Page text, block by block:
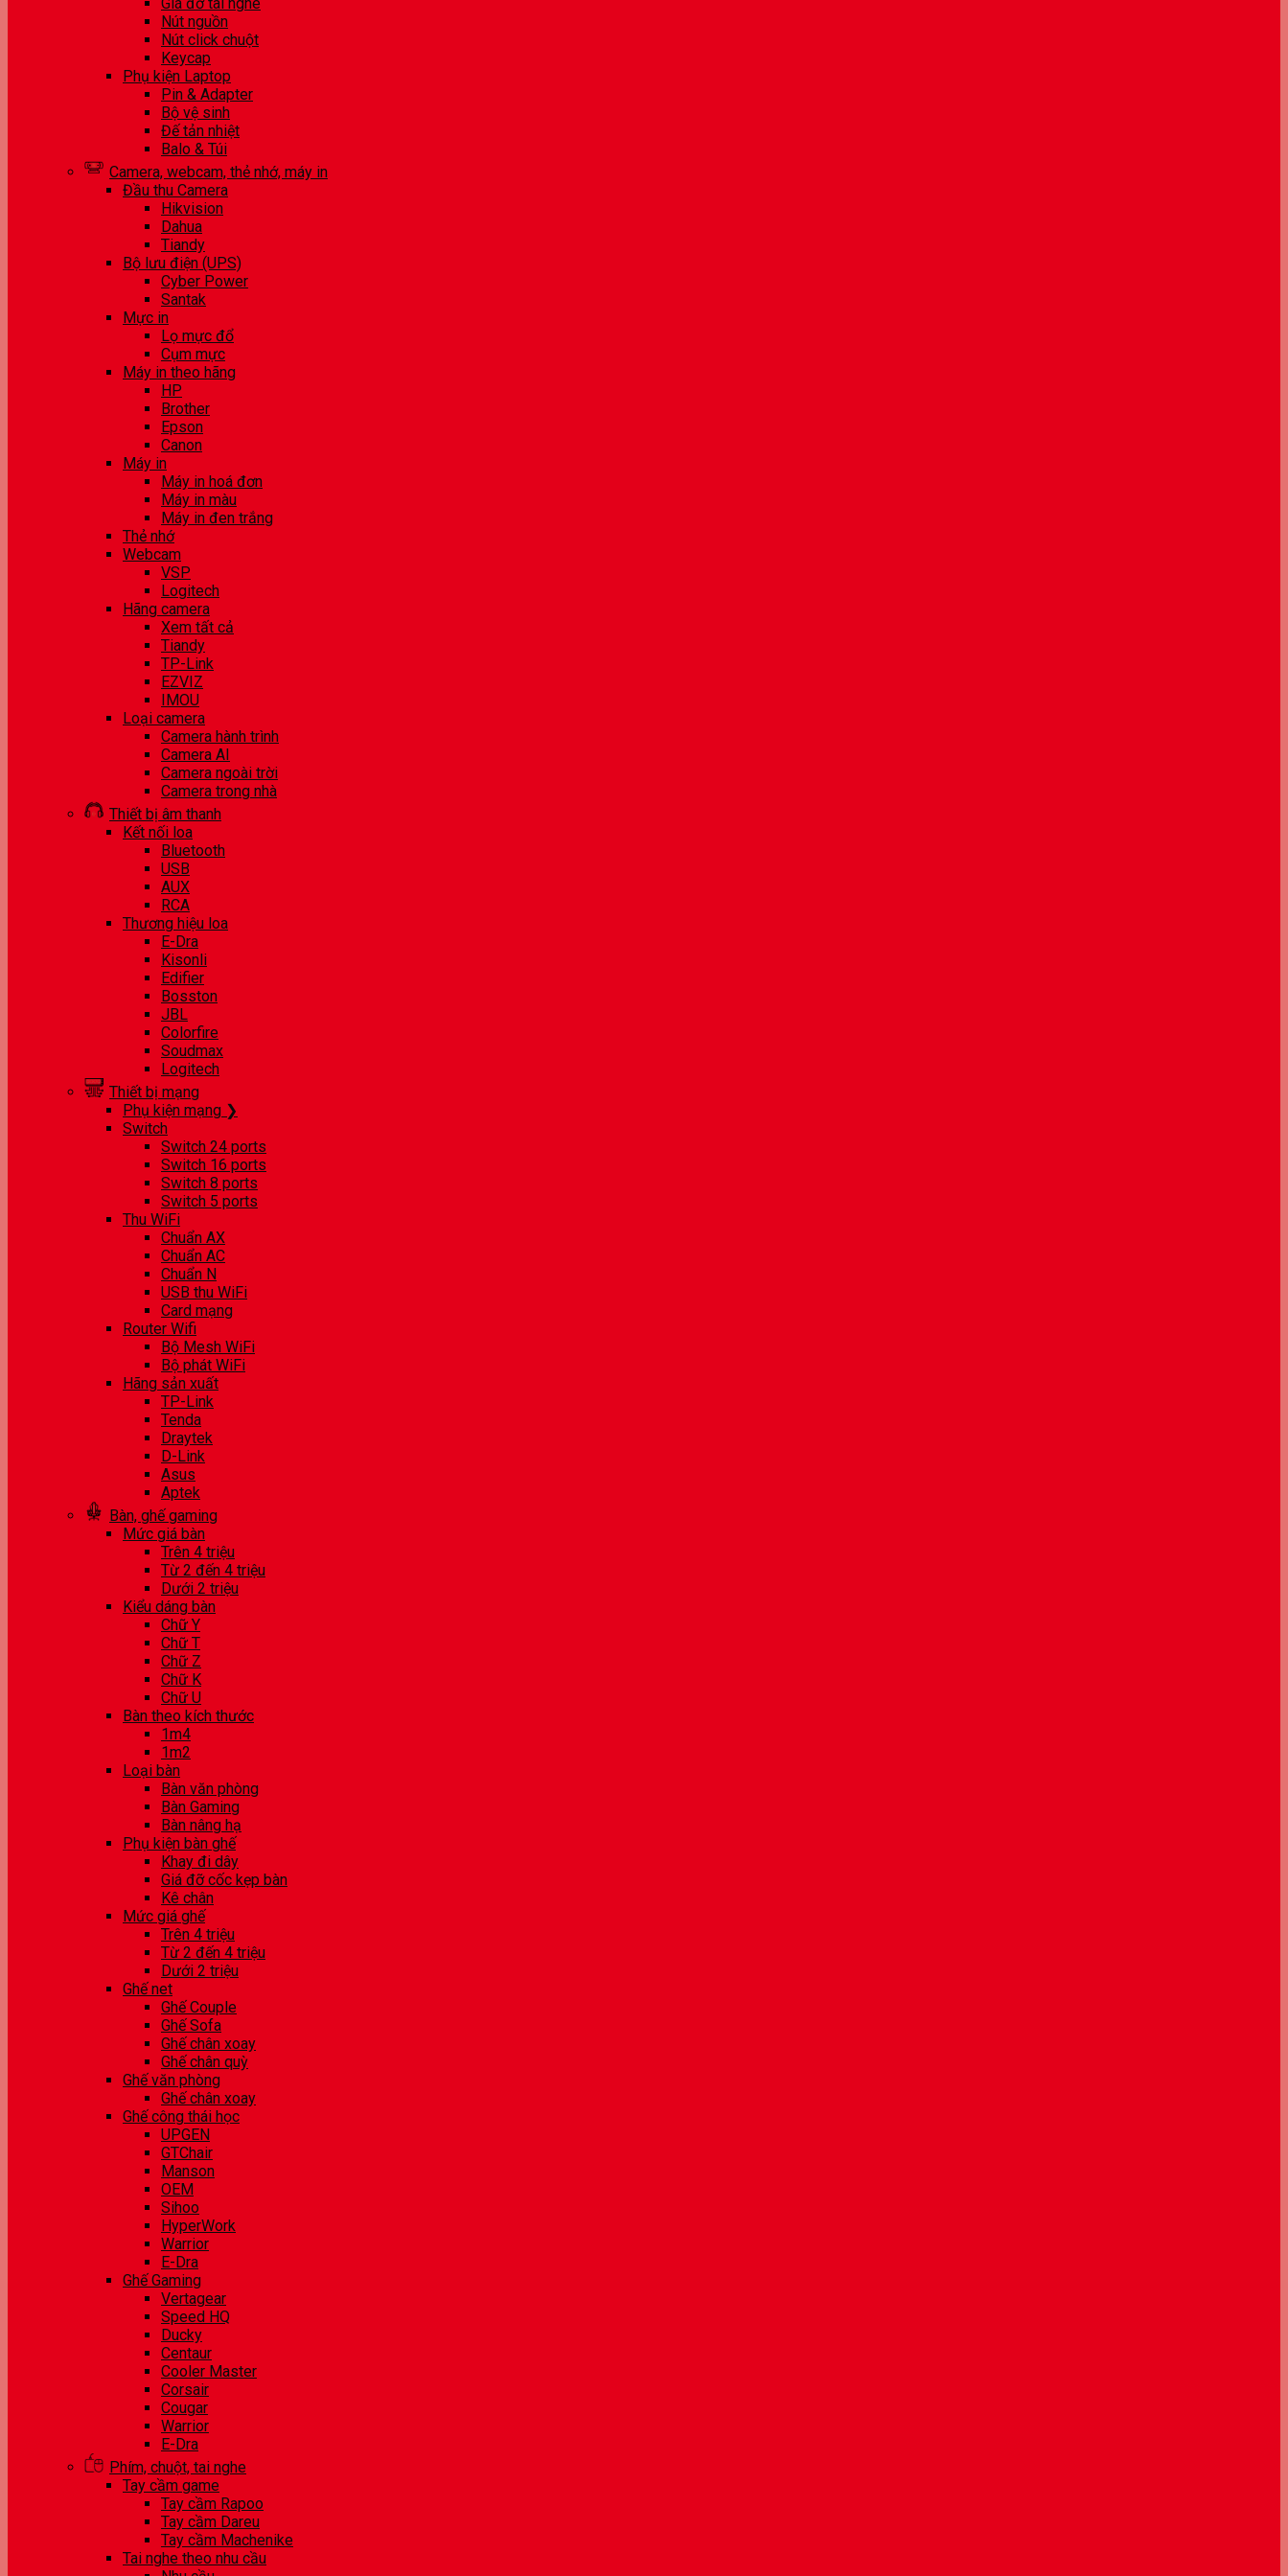
Nút nguồn
Nút click chuột
Keycap
Phụ kiện Laptop
Pin & Adapter
Bộ vệ sinh
Đế tản nhiệt
Balo & Túi
Camera, webcam, thẻ nhớ, máy in
Đầu thu Camera
Hikvision
Dahua
Tiandy
Bộ lưu điện (UPS)
Cyber Power
Santak
Mực in
Lọ mực đổ
Cụm mực
Máy in theo hãng
HP
Brother
Epson
Canon
Máy in
Máy in hoá đơn
Máy in màu
Máy in đen trắng
Thẻ nhớ
Webcam
VSP
Logitech
Hãng camera
Xem tất cả
Tiandy
TP-Link
EZVIZ
IMOU
Loại camera
Camera hành trình
Camera AI
Camera ngoài trời
Camera trong nhà
Thiết bị âm thanh
Kết nối loa
Bluetooth
USB
AUX
RCA
Thương hiệu loa
E-Dra
Kisonli
Edifier
Bosston
JBL
Colorfire
Soudmax
Logitech
Thiết bị mạng
Phụ kiện mạng ❯
Switch
Switch 24 ports
Switch 16 ports
Switch 8 ports
Switch 5 ports
Thu WiFi
Chuẩn AX
Chuẩn AC
Chuẩn N
USB thu WiFi
Card mạng
Router Wifi
Bộ Mesh WiFi
Bộ phát WiFi
Hãng sản xuất
TP-Link
Tenda
Draytek
D-Link
Asus
Aptek
Bàn, ghế gaming
Mức giá bàn
Trên 4 triệu
Từ 2 đến 4 triệu
Dưới 2 triệu
Kiểu dáng bàn
Chữ Y
Chữ T
Chữ Z
Chữ K
Chữ U
Bàn theo kích thước
1m4
1m2
Loại bàn
Bàn văn phòng
Bàn Gaming
Bàn nâng hạ
Phụ kiện bàn ghế
Khay đi dây
Giá đỡ cốc kẹp bàn
Kê chân
Mức giá ghế
Trên 4 triệu
Từ 2 đến 4 triệu
Dưới 2 triệu
Ghế net
Ghế Couple
Ghế Sofa
Ghế chân xoay
Ghế chân quỳ
Ghế văn phòng
Ghế chân xoay
Ghế công thái học
UPGEN
GTChair
Manson
OEM
Sihoo
HyperWork
Warrior
E-Dra
Ghế Gaming
Vertagear
Speed HQ
Ducky
Centaur
Cooler Master
Corsair
Cougar
Warrior
E-Dra
Phím, chuột, tai nghe
Tay cầm game
Tay cầm Rapoo
Tay cầm Dareu
Tay cầm Machenike
Tai nghe theo nhu cầu